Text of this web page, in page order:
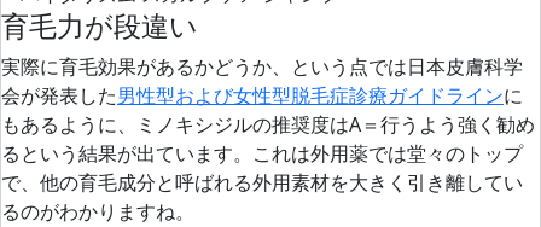
育毛力が段違い
実際に育毛効果があるかどうか、という点では日本皮膚科学
会が発表した男性型および女性型脱毛症診療ガイドラインに
もあるように、
ミノキシジルの推奨度はA＝行うよう強く勧め
るという結果が出ています。これは外用薬では堂々のトップ
で、他の育毛成分と呼ばれる外用素材を大きく引き離してい
るのがわかりますね。